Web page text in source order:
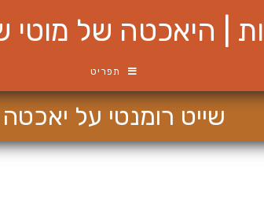
| היאכטה של מוטי
תפריט
שייט רומנטי על יאכטה